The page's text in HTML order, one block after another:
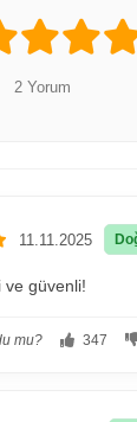
2 Yorum
11.11.2025
ve güvenli!
mu? 347